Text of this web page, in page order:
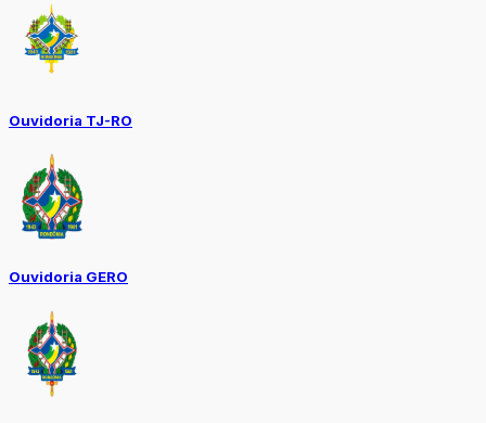
Ouvidoria TJ-RO
Ouvidoria GERO